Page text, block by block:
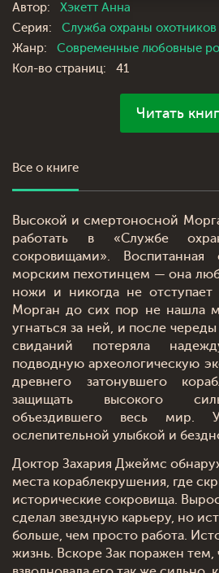
Автор:
Хэкетт Анна
Серия:
Служба охраны
Жанр:
Современные любовные
Кол-во страниц:
41
Читать
Все о книге
Высокой и смертоносной
работать в «Службе
сокровищами».
морским пехотинцем — она
ножи и никогда не
Морган до сих пор не нашла
угнаться за ней, и после
свиданий потеряла
подводную археологическую
древнего затонувшего
защищать высокого
объездившего весь мир.
ослепительной улыбкой и
Доктор Захария Джеймс
места кораблекрушения, где
исторические сокровища.
сделал звездную карьеру, но
больше, чем просто работа.
жизнь. Вскоре Зак поражен